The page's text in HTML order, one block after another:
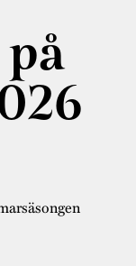
utveckling
teater
Hemmer
Stundars